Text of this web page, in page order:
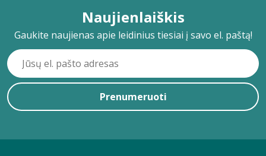
Naujienlaiškis
Gaukite naujienas apie leidinius tiesiai į savo el. paštą!
Prenumeruoti